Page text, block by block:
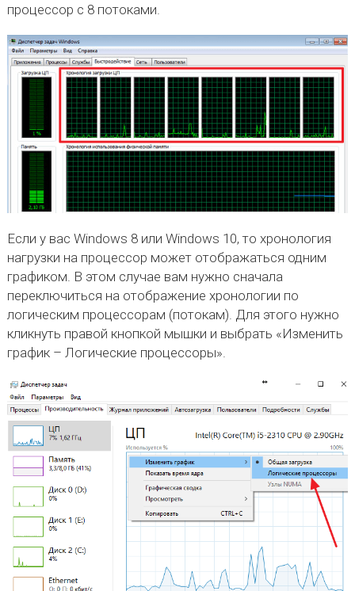
процессор с 8 потоками.
Если у вас Windows 8 или Windows 10, то хронология
нагрузки на процессор может отображаться одним
графиком. В этом случае вам нужно сначала
переключиться на отображение хронологии по
логическим процессорам (потокам). Для этого нужно
кликнуть правой кнопкой мышки и выбрать «Изменить
график – Логические процессоры».